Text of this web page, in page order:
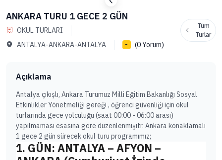
ANKARA TURU 1 GECE 2 GÜN
OKUL TURLARI
ANTALYA-ANKARA-ANTALYA
- (0 Yorum)
Tüm
Turlar
Açıklama
Antalya çıkışlı, Ankara Turumuz Milli Eğitim Bakanlığı Sosyal
Etkinlikler Yönetmeliği gereği , öğrenci güvenliği için okul
turlarında gece yolculuğu (saat 00:00 - 06:00 arası)
yapılmaması esasına göre düzenlenmişitr. Ankara konaklamalı
1 gece 2 gün sürecek okul turu programımız;
1. GÜN: ANTALYA – AFYON –